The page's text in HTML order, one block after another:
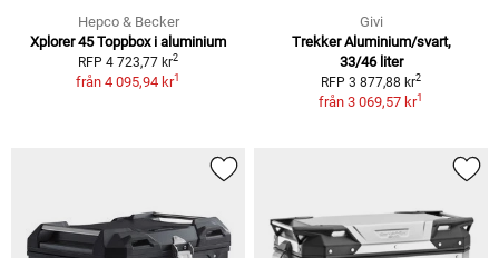
Hepco & Becker
Xplorer 45 Toppbox i aluminium
RFP 4 723,77 kr2
från 4 095,94 kr1
Givi
Trekker Aluminium/svart,
33/46 liter
RFP 3 877,88 kr2
från 3 069,57 kr1